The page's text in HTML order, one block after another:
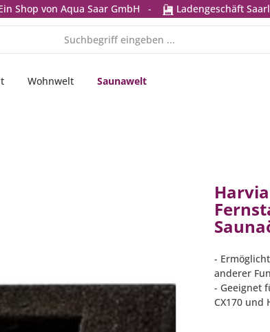
Shop von Aqua Saar GmbH - Ladengeschäft
Wohnwelt Saunawelt
-
anderer
- Geeignet
CX170 und